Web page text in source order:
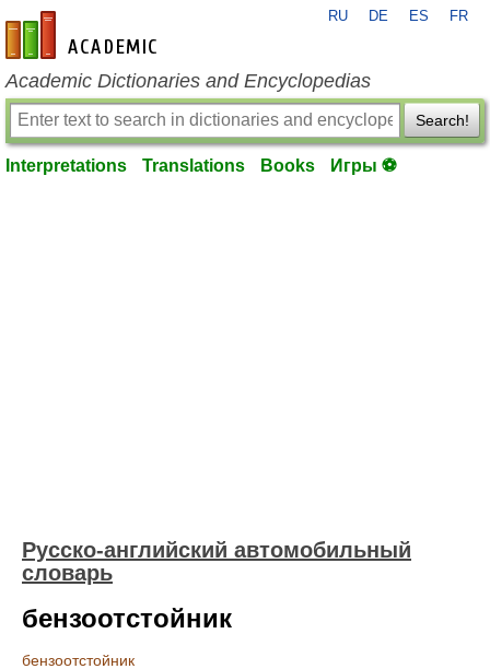
en-academic.com
RU DE ES FR
Academic Dictionaries and Encyclopedias
Search!
Interpretations Translations Books Игры ⚽
Русско-английский автомобильный
словарь
бензоотстойник
бензоотстойник